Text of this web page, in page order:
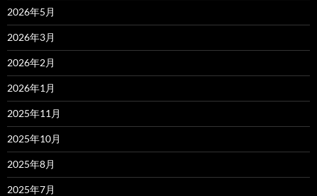
2026年5月
2026年3月
2026年2月
2026年1月
2025年11月
2025年10月
2025年8月
2025年7月